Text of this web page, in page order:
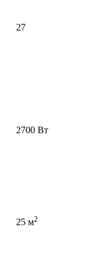
27
2700 Вт
25 м2